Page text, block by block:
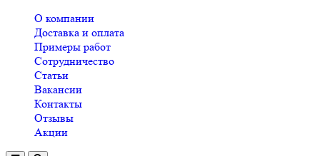
О компании
Доставка и оплата
Примеры работ
Сотрудничество
Статьи
Вакансии
Контакты
Отзывы
Акции